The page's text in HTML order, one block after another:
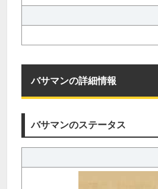
バサマンの詳細情報
バサマンのステータス